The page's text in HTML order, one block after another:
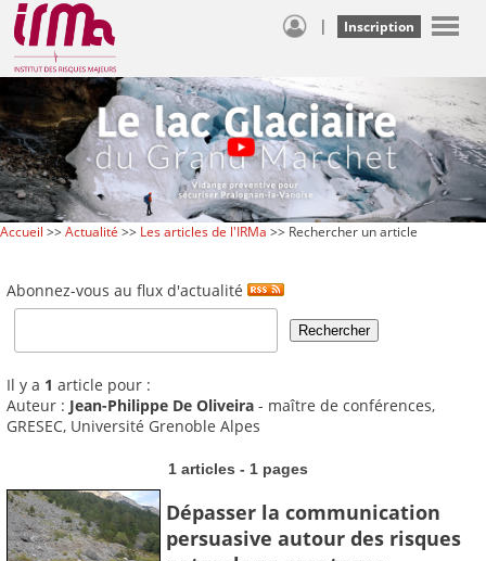
| Inscription
Accueil >>Actualité >> Les articles de l'IRMa >> Rechercher un article
Abonnez-vous au flux d'actualité
Il y a 1 article pour :
Auteur : Jean-Philippe De Oliveira - maître de conférences,
GRESEC, Université Grenoble Alpes
1 articles - 1 pages
Dépasser la communication
persuasive autour des risques